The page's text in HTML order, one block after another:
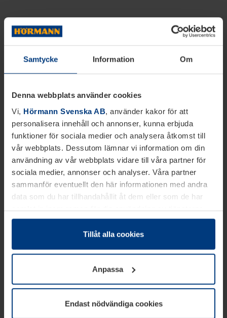
Samtycke Information Om
Denna webbplats använder cookies
Vi, Hörmann Svenska AB, använder kakor för att
personalisera innehåll och annonser, kunna erbjuda
funktioner för sociala medier och analysera åtkomst till
vår webbplats. Dessutom lämnar vi information om din
användning av vår webbplats vidare till våra partner för
sociala medier, annonser och analyser. Våra partner
sammanför eventuellt den här informationen med andra
data som du har tillhandahållit åt dem eller som de har
samlat in inom ramen för din användning av tjänsterna.
Juridiskt kan vi lagra kakor på din enhet, om de är
absolut nödvändiga för driften av den här webbplatsen.
godkännande kan du när som helst ändra eller återkalla i
informationen om kakor underDataskyddsförklaring
vår webbplats.
Tillåt alla cookies
Anpassa
Endast nödvändiga cookies